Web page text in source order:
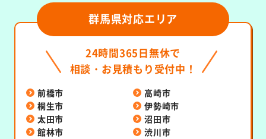
群馬県対応エリア
24時間365日無休で
相談・お見積もり受付中！
前橋市
高崎市
桐生市
伊勢崎市
太田市
沼田市
館林市
渋川市